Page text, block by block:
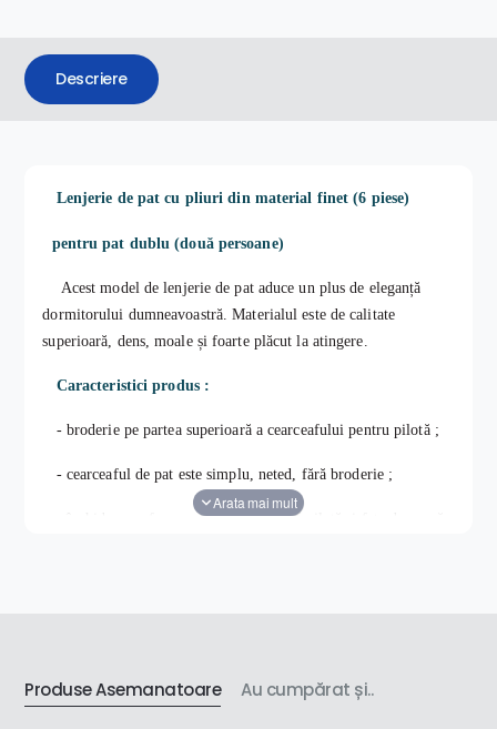
Descriere
Lenjerie de pat cu pliuri din material finet (6 piese)
pentru pat dublu (două persoane)
Acest model de lenjerie de pat aduce un plus de eleganță
dormitorului dumneavoastră.Materialul este de calitate
superioară, dens, moale și foarte plăcut la atingere.
Caracteristici produs :
- broderie pe partea superioară a cearceafului pentru pilotă ;
- cearceaful de pat este simplu, neted, fără broderie ;
- închidere cu fermoar pentru cearceaf pilotă și fețe de pernă.
1bc cearceaf de pat 230x250 cm;
Produse Asemanatoare Au cumpărat și..